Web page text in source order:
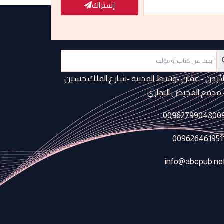
إشتراك
- عمَان -وسط المدينة -شارع الملك حسين
مجمع الفحيص التجاري